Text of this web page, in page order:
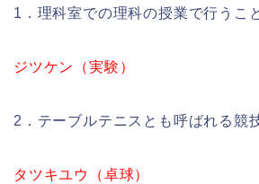
1．理科室での理科の授業で行うこ
ジツケン（実験）
2．テーブルテニスとも呼ばれる競
タツキユウ（卓球）